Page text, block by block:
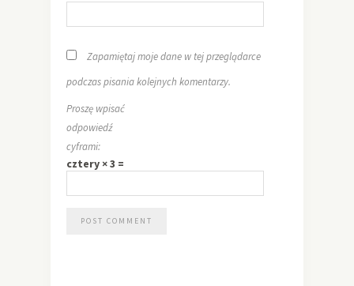
Zapamiętaj moje dane w tej przeglądarce
podczas pisania kolejnych komentarzy.
Proszę wpisać
odpowiedź
cyframi:
cztery × 3 =